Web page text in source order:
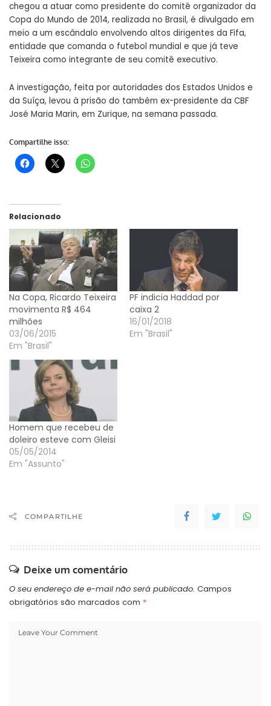
chegou a atuar como presidente do comitê organizador da
Copa do Mundo de 2014, realizada no Brasil, é divulgado em
meio a um escândalo envolvendo altos dirigentes da Fifa,
entidade que comanda o futebol mundial e que já teve
Teixeira como integrante de seu comitê executivo.
A investigação, feita por autoridades dos Estados Unidos e
da Suíça, levou à prisão do também ex-presidente da CBF
José Maria Marin, em Zurique, na semana passada.
Compartilhe isso:
Relacionado
Na Copa, Ricardo Teixeira
movimenta R$ 464
milhões
03/06/2015
Em "Brasil"
PF indicia Haddad por
caixa 2
16/01/2018
Em "Brasil"
Homem que recebeu de
doleiro esteve com Gleisi
05/05/2014
Em "Assunto"
COMPARTILHE
Deixe um comentário
O seu endereço de e-mail não será publicado. Campos
obrigatórios são marcados com *